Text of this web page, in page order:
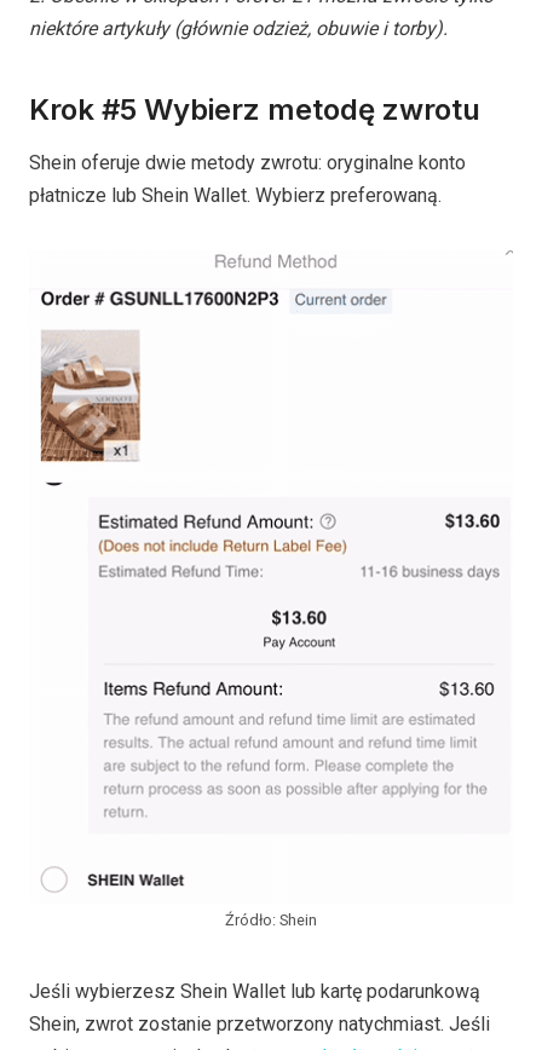
niektóre artykuły (głównie odzież, obuwie i torby).
Krok #5 Wybierz metodę zwrotu
Shein oferuje dwie metody zwrotu: oryginalne konto
płatnicze lub Shein Wallet. Wybierz preferowaną.
Źródło: Shein
Jeśli wybierzesz Shein Wallet lub kartę podarunkową
Shein, zwrot zostanie przetworzony natychmiast. Jeśli